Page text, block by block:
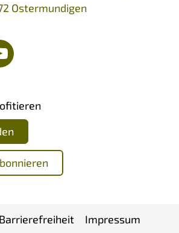
Ostermundigen
Barrierefreiheit
Impressum